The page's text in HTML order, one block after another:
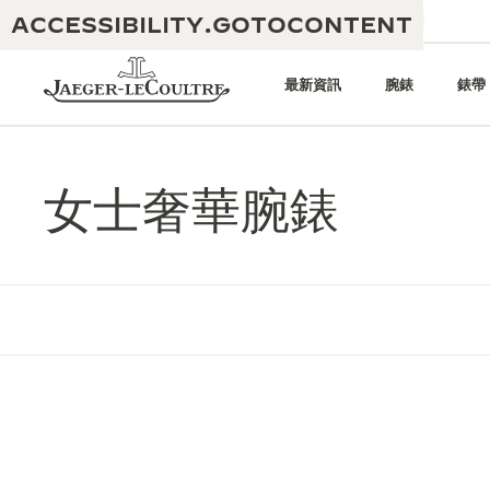
ACCESSIBILITY.GOTOCONTENT
給我們發電子郵件 專賣店 電子期刊
最新資訊 腕錶 錶帶
黃金比例音樂表演
卓越工藝：逾 190 年歷史
女士奢華腕錶